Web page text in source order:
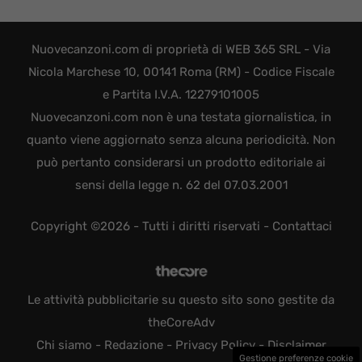
Nuovecanzoni.com di proprietà di WEB 365 SRL - Via
Nicola Marchese 10, 00141 Roma (RM) - Codice Fiscale
e Partita I.V.A. 12279101005
Nuovecanzoni.com non è una testata giornalistica, in
quanto viene aggiornato senza alcuna periodicità. Non
può pertanto considerarsi un prodotto editoriale ai
sensi della legge n. 62 del 07.03.2001
Copyright ©2026 - Tutti i diritti riservati - Contattaci
Le attività pubblicitarie su questo sito sono gestite da
theCoreAdv
Chi siamo - Redazione- Privacy Policy- Disclaimer
Gestione preferenze cookie